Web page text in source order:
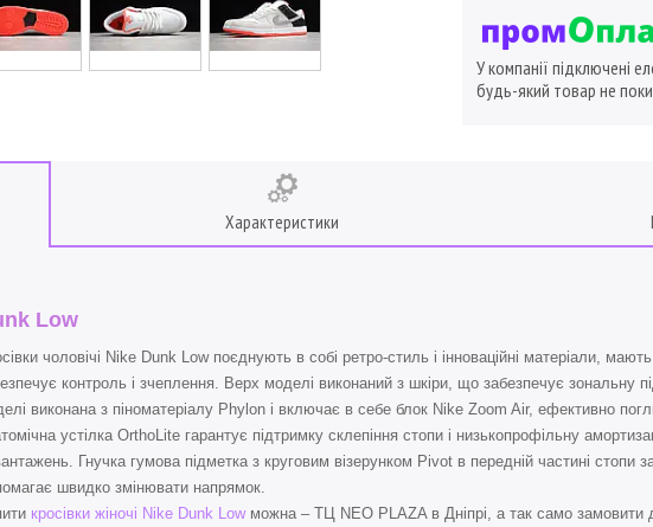
У компанії підключені
будь-який товар не
Характеристики
Low
чоловічі Nike Dunk Low поєднують в собі ретро-стиль і інноваційні матеріали,
контроль і зчеплення. Верх моделі виконаний з шкіри, що забезпечує зональну
виконана з піноматеріалу Phylon і включає в себе блок Nike Zoom Air, ефективно
устілка OrthoLite гарантує підтримку склепіння стопи і низькопрофільну
Гнучка гумова підметка з круговим візерунком Pivot в передній частині стопи
швидко змінювати напрямок.
кросівки жіночі Nike Dunk Lowможна – ТЦ NEO PLAZA в Дніпрі, а так само замовити